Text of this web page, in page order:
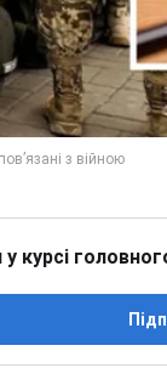
курсі